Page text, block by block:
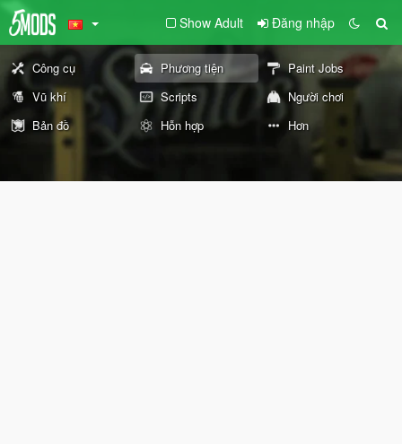
Show Adult Đăng nhập
Công cụ Phương tiện
Paint Jobs
Vũ khí
Scripts
Người chơi
Bản đồ
Hỗn hợp Hơn